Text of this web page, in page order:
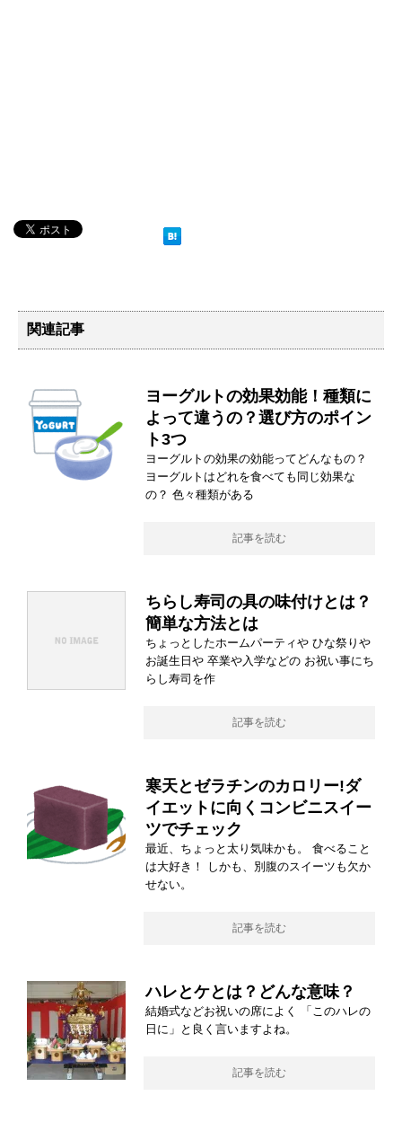
関連記事
ヨーグルトの効果効能！種類に
よって違うの？選び方のポイン
ト3つ
ヨーグルトの効果の効能ってどんなもの？
ヨーグルトはどれを食べても同じ効果な
の？ 色々種類がある
記事を読む
ちらし寿司の具の味付けとは？
簡単な方法とは
ちょっとしたホームパーティや ひな祭りや
お誕生日や 卒業や入学などの お祝い事にち
らし寿司を作
記事を読む
寒天とゼラチンのカロリー!ダ
イエットに向くコンビニスイー
ツでチェック
最近、ちょっと太り気味かも。 食べること
は大好き！ しかも、別腹のスイーツも欠か
せない。
記事を読む
ハレとケとは？どんな意味？
結婚式などお祝いの席によく 「このハレの
日に」と良く言いますよね。
記事を読む